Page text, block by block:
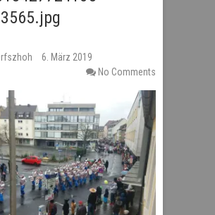
6. März 2019
No Comments